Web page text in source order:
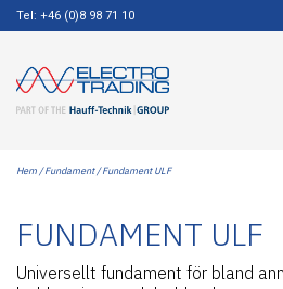
Tel: +46 (0)8 98 71 10
Hem /Fundament/ Fundament ULF
FUNDAMENT ULF
Universellt fundament för bland